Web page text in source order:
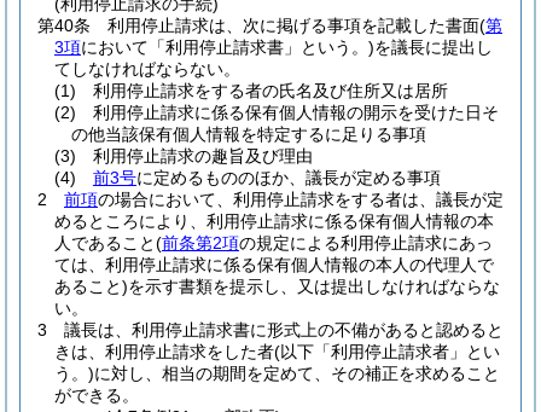
第40条
利用停止請求は、次に掲げる事項を記載した書面(第
3項において「利用停止請求書」という。)を議長に提出し
てしなければならない。
(1)
利用停止請求をする者の氏名及び住所又は居所
(2)
利用停止請求に係る保有個人情報の開示を受けた日そ
の他当該保有個人情報を特定するに足りる事項
(3)
利用停止請求の趣旨及び理由
(4)
前3号に定めるもののほか、議長が定める事項
2
前項の場合において、利用停止請求をする者は、議長が定
めるところにより、利用停止請求に係る保有個人情報の本
人であること(前条第2項の規定による利用停止請求にあっ
ては、利用停止請求に係る保有個人情報の本人の代理人で
あること)を示す書類を提示し、又は提出しなければならな
い。
3
議長は、利用停止請求書に形式上の不備があると認めると
きは、利用停止請求をした者(以下「利用停止請求者」とい
う。)に対し、相当の期間を定めて、その補正を求めること
ができる。